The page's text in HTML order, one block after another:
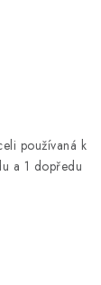
používaná k
a 1 dopředu